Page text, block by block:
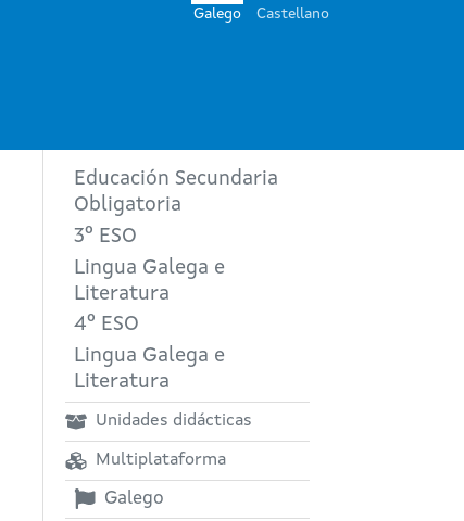
Galego Castellano
Educación Secundaria
Obligatoria
3º ESO
Lingua Galega e
Literatura
4º ESO
Lingua Galega e
Literatura
Unidades didácticas
Multiplataforma
Galego